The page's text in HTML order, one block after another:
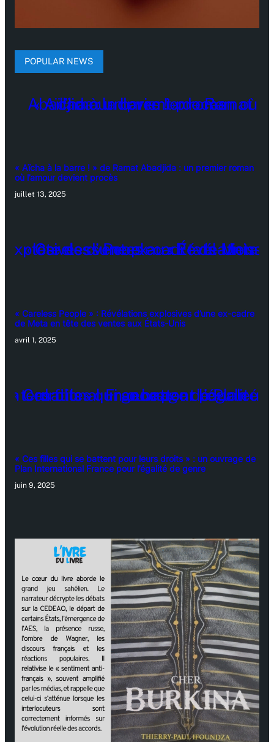
POPULAR NEWS
« Aïcha à la barre ! » de Ramat Abadjida : un premier roman
où l’amour devient procès
juillet 13, 2025
« Careless People » : Révélations explosives d’une ex-cadre
de Meta en tête des ventes aux États-Unis
avril 1, 2025
« Ces filles qui se battent pour leurs droits » : un ouvrage de
Plan International France pour l’égalité de genre
juin 9, 2025